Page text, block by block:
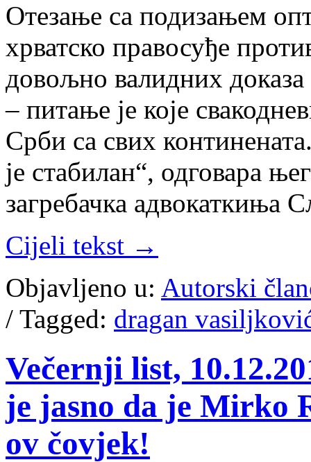
Отезање са подизањем
хрватско правосуђе
довољно валидних
– питање је које
Срби са свих
je стабилан“, одговара
загребачка адвокаткиња
Cijeli tekst →
Objavljeno u: Autorski
/ Tagged: dragan
Večernji list,
je jasno da je Mirko
ov čovjek!